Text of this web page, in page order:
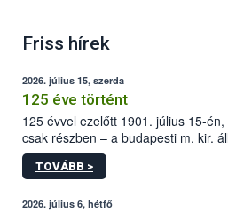
Friss hírek
2026. július 15, szerda
125 éve történt
125 évvel ezelőtt 1901. július 15-
csak részben – a budapesti m. kir.
állomás a Kis Rókus utca 15. szám
tervezett új épületébe.
TOVÁBB >
2026. július 6, hétfő